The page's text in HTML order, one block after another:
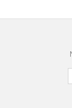
Vulvovaginita
Întineritor al